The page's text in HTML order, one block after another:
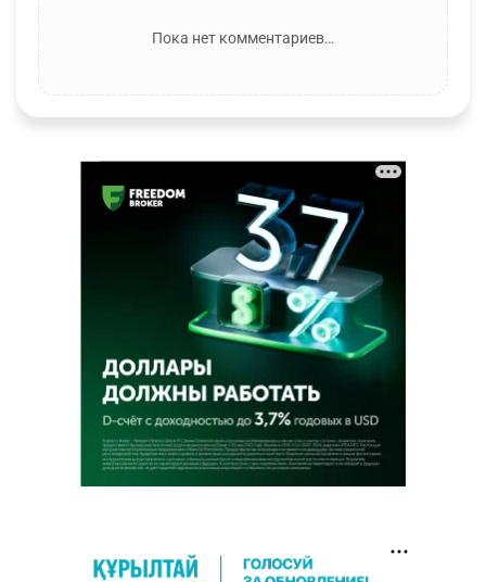
Пока нет комментариев…